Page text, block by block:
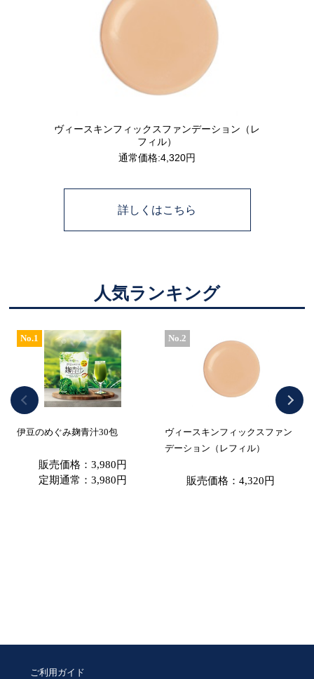
ヴィースキンフィックスファンデーション（レ
フィル）
通常価格:4,320円
詳しくはこちら
人気ランキング
No.1
伊豆のめぐみ麹青汁30包
販売価格：3,980円
定期通常：3,980円
No.2
ヴィースキンフィックスファン
デーション（レフィル）
販売価格：4,320円
ご利用ガイド